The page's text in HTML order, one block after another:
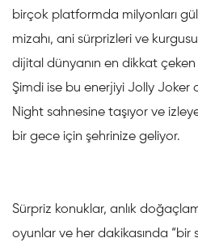
birçok platformda milyonları
mizahı, ani sürprizleri ve
dijital dünyanın en dikkat
Şimdi ise bu enerjiyi Jolly Joker
Night sahnesine taşıyor ve
bir gece için şehrinize geliyor.
Sürpriz konuklar, anlık
oyunlar ve her dakikasında